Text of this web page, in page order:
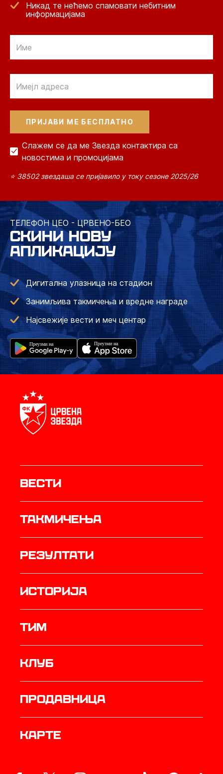
Никад те нећемо спамовати небитним
информацијама
Слажем се да ме Звезда контактира са
новостима и промоцијама
⭐ 38502 звездаша се пријавило у току сезоне 2025/26
ТЕЛЕФОН ЦЕО - ЦРВЕНО-БЕО
СКИНИ НОВУ
АПЛИКАЦИЈУ
Дигитална улазница на стадион
Занимљива такмичења и вредне награде
Најсвежије вести и меч центар
Вести
Такмичења
резултати
историја
ТИМ
Клуб
продавница
Карте